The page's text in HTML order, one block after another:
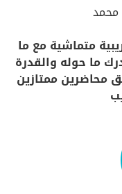
محمد
متماشية مع ما
ما حوله والقدرة
محاضرين ممتازين